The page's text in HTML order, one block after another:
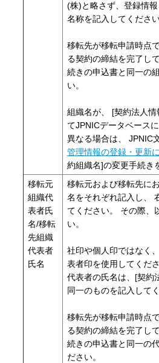
(株)と略さず、登録情
名称を記入してください
移転先が移転申請時点
る契約の締結を完了し
続きの申込書と同一の
い。
組織名が、 [契約法人
てJPNICデータベース
異なる場合は、 JPNIC
管理情報の登録・更新に
約組織名]の変更手続き
移転元
組織代
表者氏
名/移転
先組織
代表者
氏名
移転元および移転先に
名をそれぞれ記入し、
てください。 その際、
い。
社印や個人印ではなく
表者印を使用してくださ
代表者の氏名は、[契約
同一のものを記入してく
移転先が移転申請時点
る契約の締結を完了し
続きの申込書と同一の
ださい。